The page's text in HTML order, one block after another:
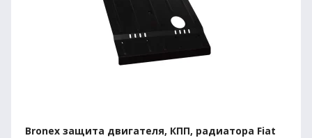
Bronex защита двигателя, КПП, радиатора Fiat